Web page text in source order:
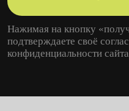
Нажимая на кнопку
подтверждаете своё
конфиденциальностисайта